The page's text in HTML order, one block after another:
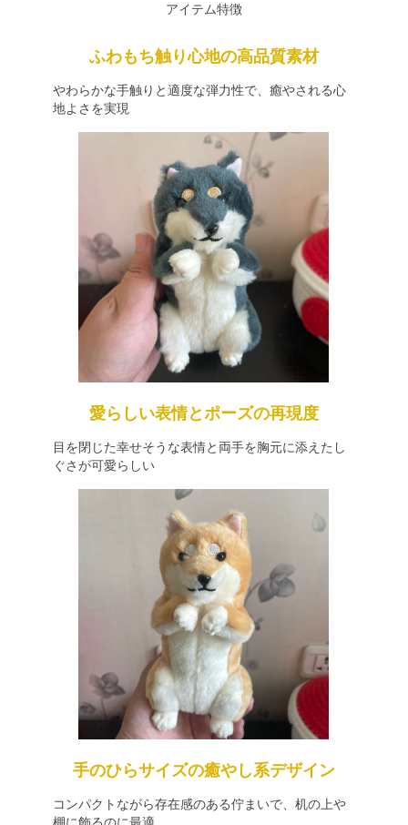
アイテム特徴
ふわもち触り心地の高品質素材
やわらかな手触りと適度な弾力性で、癒やされる心
地よさを実現
愛らしい表情とポーズの再現度
目を閉じた幸せそうな表情と両手を胸元に添えたし
ぐさが可愛らしい
手のひらサイズの癒やし系デザイン
コンパクトながら存在感のある佇まいで、机の上や